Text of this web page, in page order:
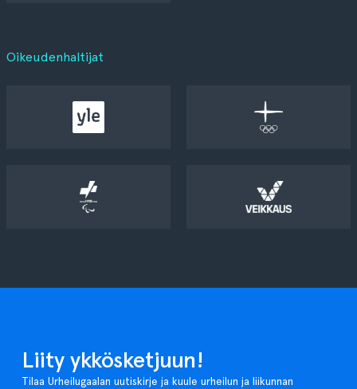
Oikeudenhaltijat
Liity ykkösketjuun!
Tilaa Urheilugaalan uutiskirje ja kuule urheilun ja liikunnan